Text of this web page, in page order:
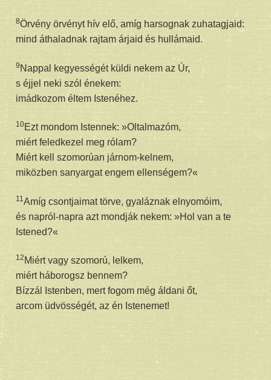
8Örvény örvényt hív elő, amíg harsognak zuhatagjaid:
mind áthaladnak rajtam árjaid és hullámaid.
9 Nappal kegyességét küldi nekem az Úr,
s éjjel neki szól énekem:
imádkozom éltem Istenéhez.
10Ezt mondom Istennek: »Oltalmazóm,
miért feledkezel meg rólam?
Miért kell szomorúan járnom-kelnem,
miközben sanyargat engem ellenségem?«
11Amíg csontjaimat törve, gyaláznak elnyomóim,
és napról-napra azt mondják nekem: »Hol van a te
Istened?«
12 Miért vagy szomorú, lelkem,
miért háborogsz bennem?
Bízzál Istenben, mert fogom még áldani őt,
arcom üdvösségét, az én Istenemet!